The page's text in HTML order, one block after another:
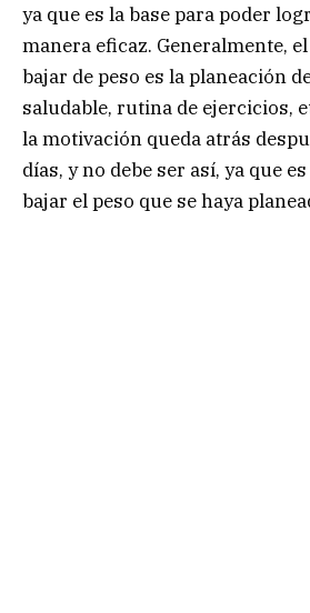
ya que es la base para poder
manera eficaz. Generalmente,
bajar de peso es la planeación
saludable, rutina de ejercicios,
la motivación queda atrás
días, y no debe ser así, ya que
bajar el peso que se haya